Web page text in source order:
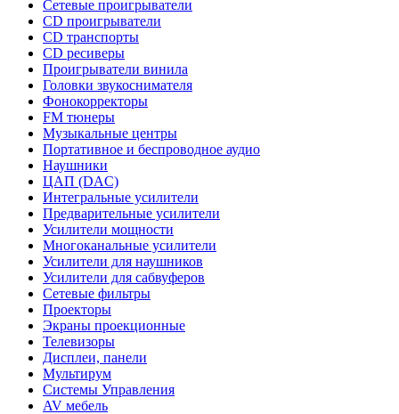
Сетевые проигрыватели
CD проигрыватели
CD транспорты
CD ресиверы
Проигрыватели винила
Головки звукоснимателя
Фонокорректоры
FM тюнеры
Музыкальные центры
Портативное и беспроводное аудио
Наушники
ЦАП (DAC)
Интегральные усилители
Предварительные усилители
Усилители мощности
Многоканальные усилители
Усилители для наушников
Усилители для сабвуферов
Сетевые фильтры
Проекторы
Экраны проекционные
Телевизоры
Дисплеи, панели
Мультирум
Системы Управления
AV мебель